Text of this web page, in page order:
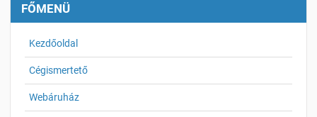
FŐMENÜ
Kezdőoldal
Cégismertető
Webáruház